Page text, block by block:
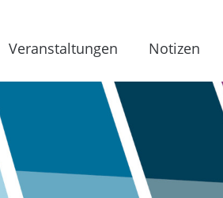
Veranstaltungen Notizen